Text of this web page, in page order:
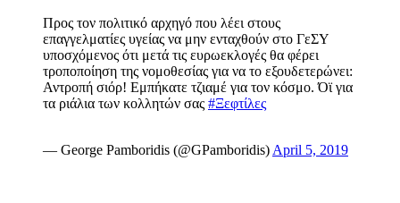
Προς τον πολιτικό αρχηγό που λέει στους
επαγγελματίες υγείας να μην ενταχθούν στο ΓεΣΥ
υποσχόμενος ότι μετά τις ευρωεκλογές θα φέρει
τροποποίηση της νομοθεσίας για να το εξουδετερώνει:
Αντροπή σιόρ! Εμπήκατε τζιαμέ για τον κόσμο. Όϊ για
τα ριάλια των κολλητών σας #Ξεφτίλες
— George Pamboridis (@GPamboridis) April 5, 2019